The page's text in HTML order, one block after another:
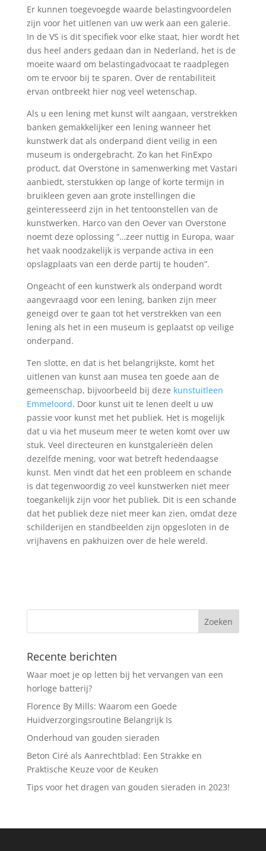
Er kunnen toegevoegde waarde belastingvoordelen
zijn voor het uitlenen van uw werk aan een galerie.
In de VS is dit specifiek voor elke staat, hier wordt het
dus heel anders gedaan dan in Nederland, het is de
moeite waard om belastingadvocaat te raadplegen
om te ervoor bij te sparen. Over de rentabiliteit
ervan ontbreekt hier nog veel wetenschap.
Als u een lening met kunst wilt aangaan, verstrekken
banken gemakkelijker een lening wanneer het
kunstwerk dat als onderpand dient veilig in een
museum is ondergebracht. Zo kan het FinExpo
product, dat Overstone in samenwerking met Vastari
aanbiedt, sterstukken op lange of korte termijn in
bruikleen geven aan grote instellingen die
geïnteresseerd zijn in het tentoonstellen van de
kunstwerken. Harco van den Oever van Overstone
noemt deze oplossing “…zeer nuttig in Europa, waar
het vaak noodzakelijk is verpande activa in een
opslagplaats van een derde partij te houden”.
Ongeacht of een kunstwerk als onderpand wordt
aangevraagd voor een lening, banken zijn meer
geneigd over te gaan tot het verstrekken van een
lening als het in een museum is geplaatst op veilige
onderpand.
Ten slotte, en dat is het belangrijkste, komt het
uitlenen van kunst aan musea ten goede aan de
gemeenschap, bijvoorbeeld bij deze kunstuitleen
Emmeloord. Door kunst uit te lenen deelt u uw
passie voor kunst met het publiek. Het is mogelijk
dat u via het museum meer te weten komt over uw
stuk. Veel directeuren en kunstgalerieën delen
dezelfde mening, voor wat betreft hedendaagse
kunst. Men vindt dat het een probleem en schande
is dat tegenwoordig zo veel kunstwerken niet meer
toegankelijk zijn voor het publiek. Dit is een schande
dat het publiek deze niet meer kan zien, omdat deze
schilderijen en standbeelden zijn opgesloten in de
vrijhavens en pakhuizen over de hele wereld.
Recente berichten
Waar moet je op letten bij het vervangen van een
horloge batterij?
Florence By Mills: Waarom een Goede
Huidverzorgingsroutine Belangrijk Is
Onderhoud van gouden sieraden
Beton Ciré als Aanrechtblad: Een Strakke en
Praktische Keuze voor de Keuken
Tips voor het dragen van gouden sieraden in 2023!